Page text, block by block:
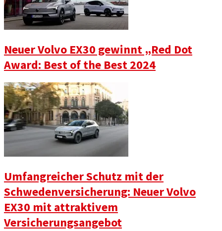
Neuer Volvo EX30 gewinnt „Red Dot
Award: Best of the Best 2024
Umfangreicher Schutz mit der
Schwedenversicherung: Neuer Volvo
EX30 mit attraktivem
Versicherungsangebot